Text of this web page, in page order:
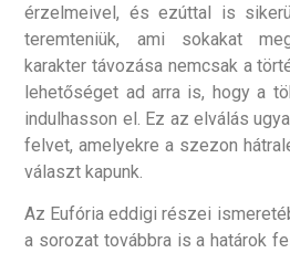
érzelmeivel, és ezúttal is
teremteniük, ami sokakat
karakter távozása nemcsak a
lehetőséget ad arra is, hogy a
indulhasson el. Ez az elválás
felvet, amelyekre a szezon
választ kapunk.
Az Eufória eddigi részei
a sorozat továbbra is a határok